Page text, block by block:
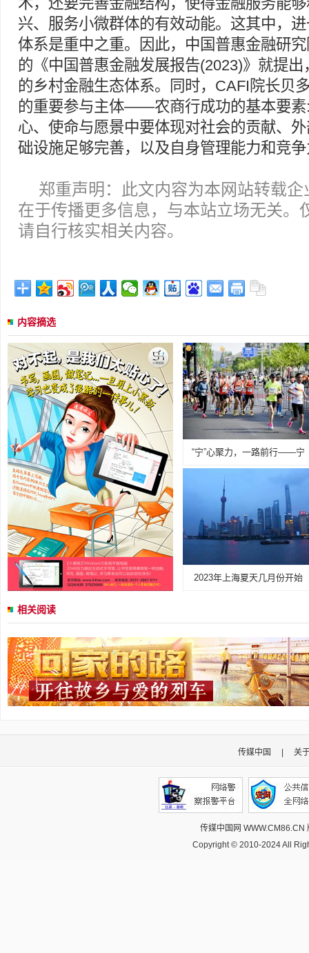
兴、服务小微群体的有效动能。这其中，
体系是重中之重。因此，中国普惠金融研
的《中国普惠金融发展报告(2023)》就提出
的乡村金融生态体系。同时，CAFI院长贝
的重要参与主体——农商行成功的基本要素
心、使命与愿景中要体现对社会的贡献、
础设施足够完善，以及自身管理能力和竞
郑重声明：此文内容为本网站转载
在于传播更多信息，与本站立场无关。
请自行核实相关内容。
内容摘选
“宁”心聚力，一路前行——宁
2023年上海夏天几月份开始
相关阅读
传媒中国 关
传媒中国网
Copyright © 2010-2024 All